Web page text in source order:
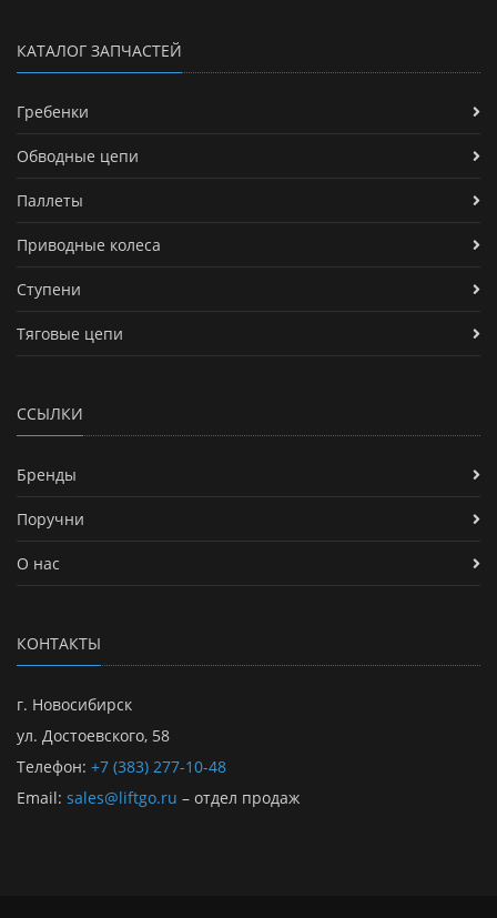
КАТАЛОГ ЗАПЧАСТЕЙ
Гребенки
Обводные цепи
Паллеты
Приводные колеса
Ступени
Тяговые цепи
ССЫЛКИ
Бренды
Поручни
О нас
КОНТАКТЫ
г. Новосибирск
ул. Достоевского, 58
Телефон: +7 (383) 277-10-48
Email: sales@liftgo.ru – отдел продаж